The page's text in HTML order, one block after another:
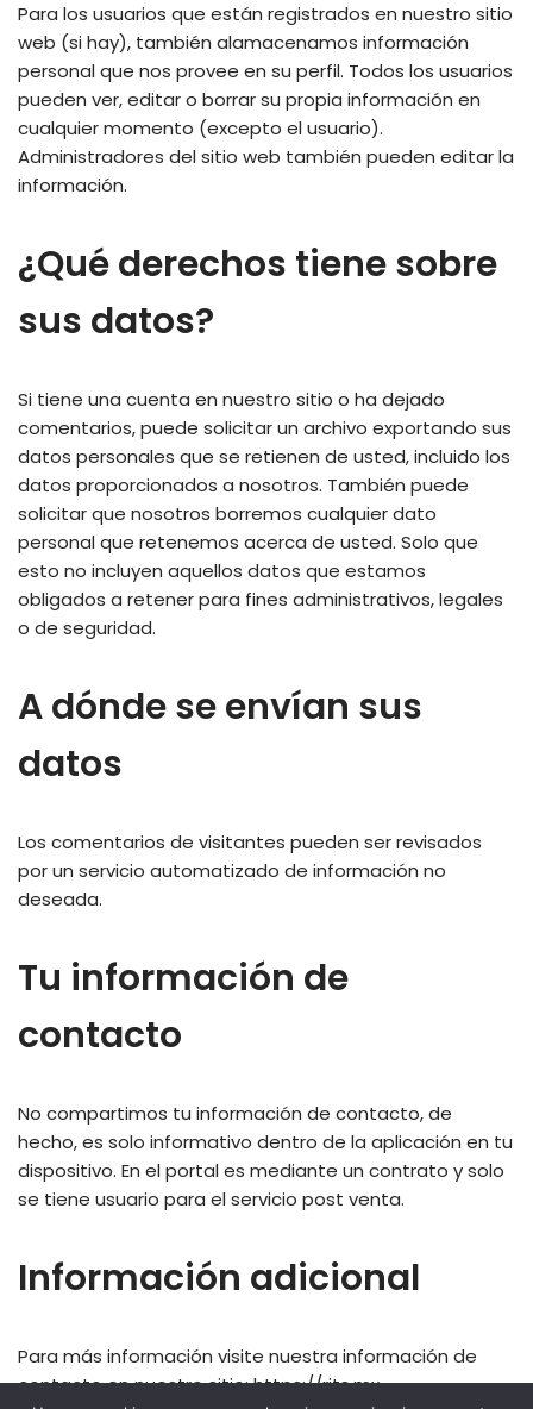
Para los usuarios que están registrados en nuestro sitio
web (si hay), también alamacenamos información
personal que nos provee en su perfil. Todos los usuarios
pueden ver, editar o borrar su propia información en
cualquier momento (excepto el usuario).
Administradores del sitio web también pueden editar la
información.
¿Qué derechos tiene sobre
sus datos?
Si tiene una cuenta en nuestro sitio o ha dejado
comentarios, puede solicitar un archivo exportando sus
datos personales que se retienen de usted, incluido los
datos proporcionados a nosotros. También puede
solicitar que nosotros borremos cualquier dato
personal que retenemos acerca de usted. Solo que
esto no incluyen aquellos datos que estamos
obligados a retener para fines administrativos, legales
o de seguridad.
A dónde se envían sus
datos
Los comentarios de visitantes pueden ser revisados
por un servicio automatizado de información no
deseada.
Tu información de
contacto
No compartimos tu información de contacto, de
hecho, es solo informativo dentro de la aplicación en tu
dispositivo. En el portal es mediante un contrato y solo
se tiene usuario para el servicio post venta.
Información adicional
Para más información visite nuestra información de
contacto en nuestro sitio: https://rits.mx